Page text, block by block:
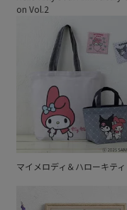
on Vol.2
マイメロディ＆ハローキティ